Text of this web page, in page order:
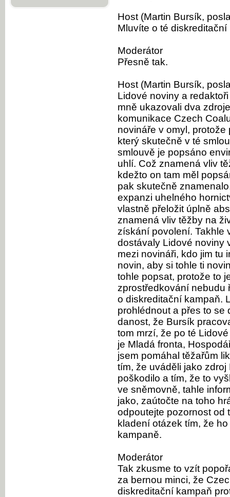
Host (Martin Bursík,
Mluvíte o té diskreditační
Moderátor
Přesně tak.
Host (Martin Bursík,
Lidové noviny a
mně ukazovali dva
komunikace Czech
novináře v omyl,
který skutečně v té
smlouvě je popsáno
uhlí. Což znamená vliv
kdežto on tam měl
pak skutečně
expanzi uhelného
vlastně přeložit úplně
znamená vliv těžby na
získání povolení. Takhle
dostávaly Lidové noviny
mezi novináři, kdo jim tu
novin, aby si tohle ti
tohle popsat, protože to
zprostředkování nebudu
o diskreditační kampaň.
prohlédnout a přes to se
danost, že Bursík
tom mrzí, že po té
je Mladá fronta,
jsem pomáhal těžařům
tím, že uváděli jako
poškodilo a tím, že to
ve sněmovně, tahle
jako, zaútočte na toho
odpoutejte pozornost od
kladení otázek tím, že
kampaně.
Moderátor
Tak zkusme to vzít
za bernou minci, že
diskreditační kampaň